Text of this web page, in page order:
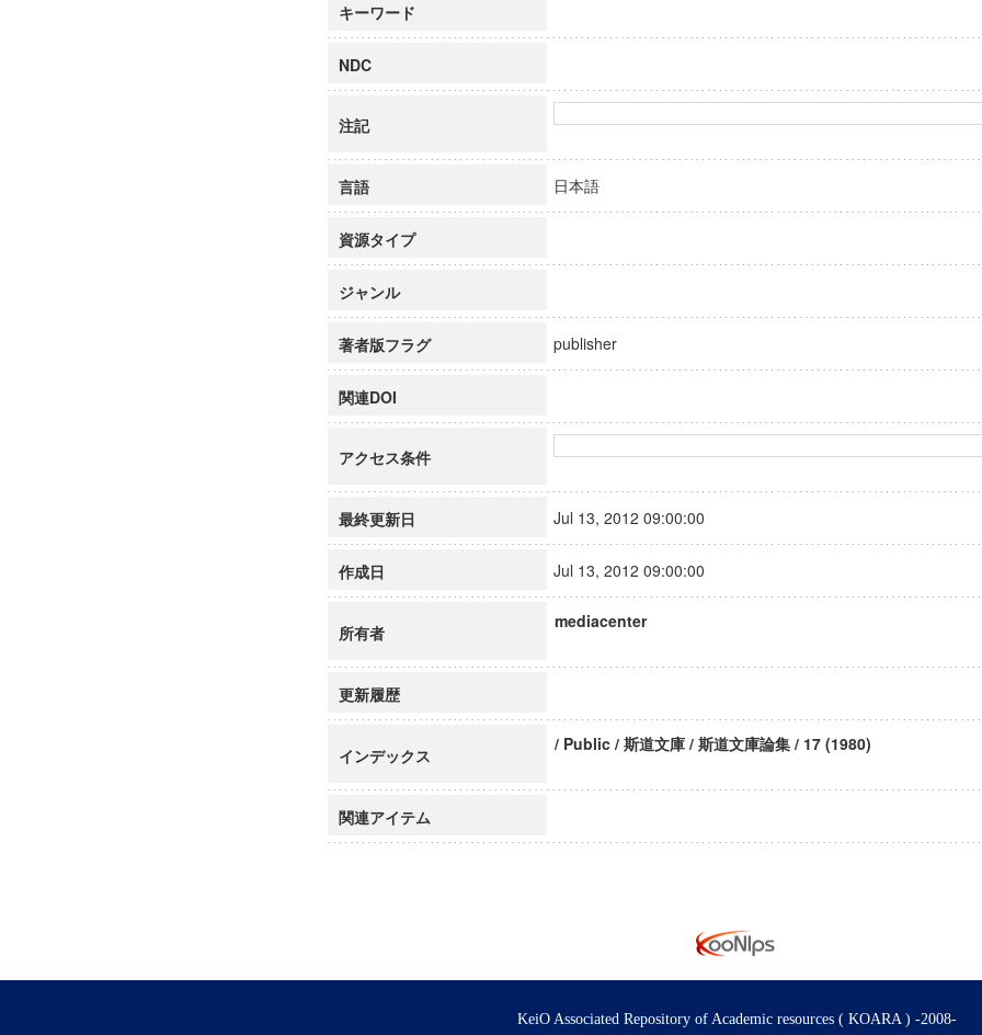
キーワード
NDC
注記
言語 日本語
資源タイプ
ジャンル
著者版フラグ publisher
関連DOI
アクセス条件
最終更新日 Jul 13, 2012 09:00:00
作成日 Jul 13, 2012 09:00:00
所有者
mediacenter
更新履歴
インデックス
/ Public / 斯道文庫 / 斯道文庫論集 / 17 (1980)
関連アイテム
KeiO Associated Repository of Academic resources ( KOARA ) -2008-